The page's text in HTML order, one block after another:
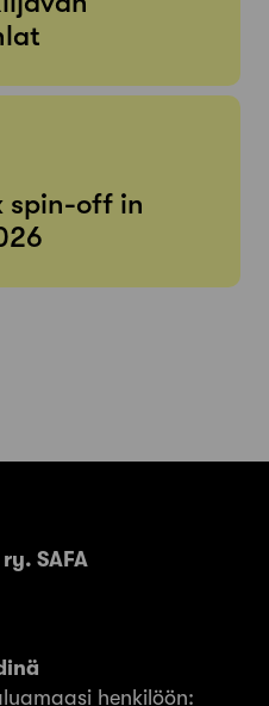
spin-off in
SAFA
henkilöön: